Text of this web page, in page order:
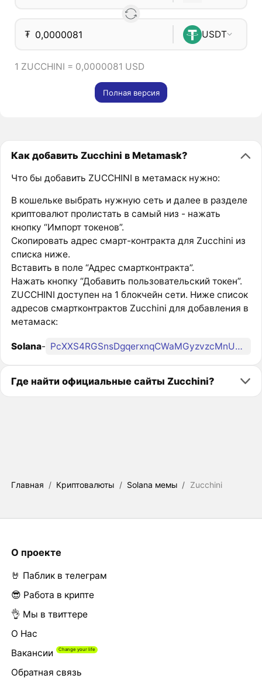
₮ USDT
1 ZUCCHINI = 0,0000081 USD
Полная версия
Как добавить Zucchini в Metamask?
Что бы добавить ZUCCHINI в метамаск нужно:
В кошельке выбрать нужную сеть и далее в разделе
криптовалют пролистать в самый низ - нажать
кнопку “Импорт токенов”.
Скопировать адрес смарт-контракта для Zucchini из
списка ниже.
Вставить в поле “Адрес смартконтракта”.
Нажать кнопку “Добавить пользовательский токен”.
ZUCCHINI доступен на 1 блокчейн сети. Ниже список
адресов смартконтрактов Zucchini для добавления в
метамаск:
Solana- PcXXS4RGSnsDgqerxnqCWaMGyzvzcMnUzNvkHcCZUCC
Где найти официальные сайты Zucchini?
Главная / Криптовалюты / Solana мемы / Zucchini
О проекте
🤘 Паблик в телеграм
😎 Работа в крипте
👌 Мы в твиттере
О Нас
Вакансии
Обратная связь